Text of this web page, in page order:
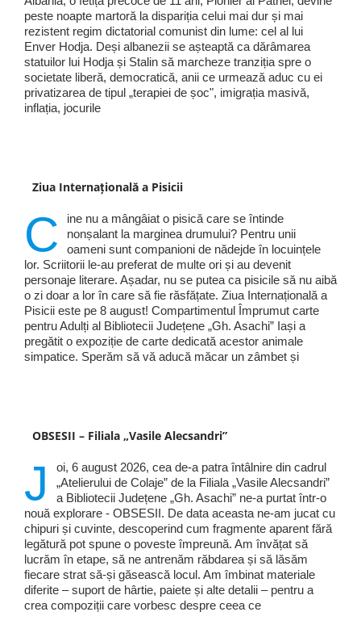
peste noapte martoră la dispariția celui mai dur și mai
rezistent regim dictatorial comunist din lume: cel al lui
Enver Hodja. Deși albanezii se așteaptă ca dărâmarea
statuilor lui Hodja și Stalin să marcheze tranziția spre o
societate liberă, democratică, anii ce urmează aduc cu ei
privatizarea de tipul „terapiei de șoc", imigrația masivă,
inflația, jocurile
Ziua Internațională a Pisicii
C
ine nu a mângâiat o pisică care se întinde
nonșalant la marginea drumului? Pentru unii
oameni sunt companioni de nădejde în locuințele
lor. Scriitorii le-au preferat de multe ori și au devenit
personaje literare. Așadar, nu se putea ca pisicile să nu aibă
o zi doar a lor în care să fie răsfățate. Ziua Internațională a
Pisicii este pe 8 august! Compartimentul Împrumut carte
pentru Adulți al Bibliotecii Județene „Gh. Asachi” Iași a
pregătit o expoziție de carte dedicată acestor animale
simpatice. Sperăm să vă aducă măcar un zâmbet și
OBSESII – Filiala „Vasile Alecsandri”
J
oi, 6 august 2026, cea de-a patra întâlnire din cadrul
„Atelierului de Colaje” de la Filiala „Vasile Alecsandri”
a Bibliotecii Județene „Gh. Asachi” ne-a purtat într-o
nouă explorare - OBSESII. De data aceasta ne-am jucat cu
chipuri și cuvinte, descoperind cum fragmente aparent fără
legătură pot spune o poveste împreună. Am învățat să
lucrăm în etape, să ne antrenăm răbdarea și să lăsăm
fiecare strat să-și găsească locul. Am îmbinat materiale
diferite – suport de hârtie, paiete și alte detalii – pentru a
crea compoziții care vorbesc despre ceea ce